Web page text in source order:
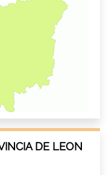
DE LEON